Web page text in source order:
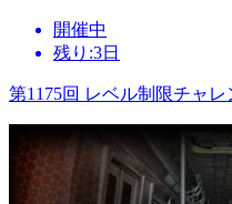
開催中
残り:3日
第1175回 レベル制限チャレ